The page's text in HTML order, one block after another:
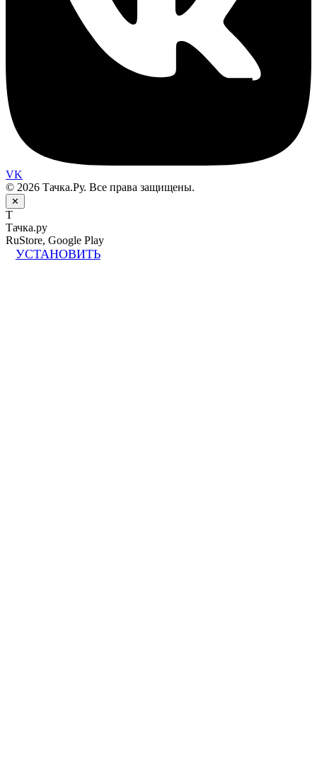
VK
© 2026 Тачка.Ру. Все права защищены.
✕
Т
Тачка.ру
RuStore, Google Play
УСТАНОВИТЬ